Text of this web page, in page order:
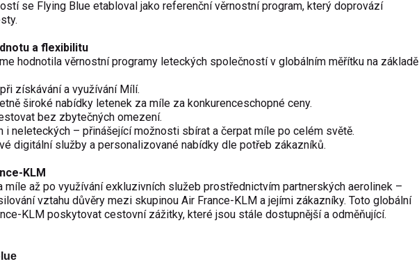
se Flying Blue etabloval jako referenční věrnostní program, který doprovází
a flexibilitu
hodnotila věrnostní programy leteckých společností v globálním měřítku na základě
získávání a využívání Mílí.
široké nabídky letenek za míle za konkurenceschopné ceny.
bez zbytečných omezení.
neleteckých – přinášející možnosti sbírat a čerpat míle po celém světě.
digitální služby a personalizované nabídky dle potřeb zákazníků.
KLM
míle až po využívání exkluzivních služeb prostřednictvím partnerských aerolinek –
vztahu důvěry mezi skupinou Air France-KLM a jejími zákazníky. Toto globální
KLM poskytovat cestovní zážitky, které jsou stále dostupnější a odměňující.